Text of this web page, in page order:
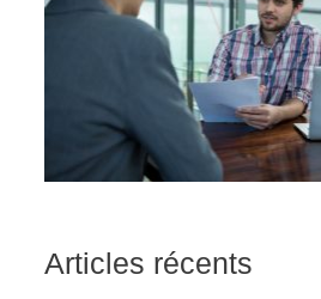
Articles récents